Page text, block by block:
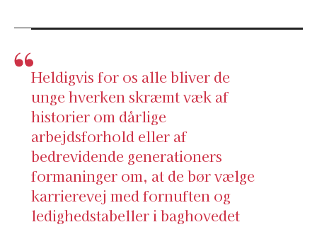
Heldigvis for os alle bliver de
unge hverken skræmt væk af
historier om dårlige
arbejdsforhold eller af
bedrevidende generationers
formaninger om, at de bør vælge
karrierevej med fornuften og
ledighedstabeller i baghovedet